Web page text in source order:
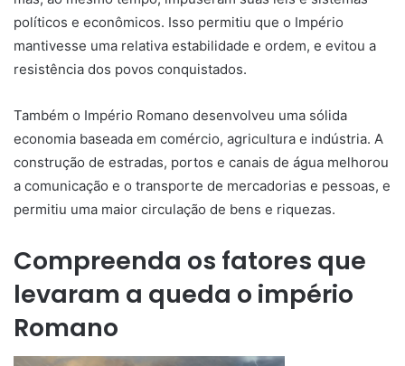
políticos e econômicos. Isso permitiu que o Império
mantivesse uma relativa estabilidade e ordem, e evitou a
resistência dos povos conquistados.
Também o Império Romano desenvolveu uma sólida
economia baseada em comércio, agricultura e indústria. A
construção de estradas, portos e canais de água melhorou
a comunicação e o transporte de mercadorias e pessoas, e
permitiu uma maior circulação de bens e riquezas.
Compreenda os fatores que
levaram a queda o império
Romano